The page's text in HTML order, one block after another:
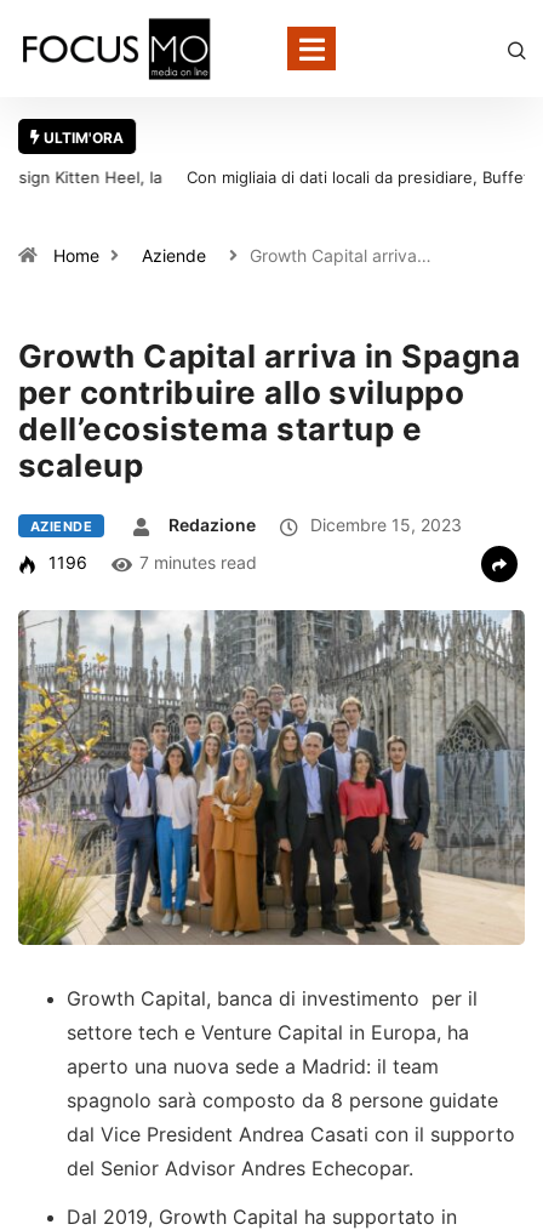
ULTIM'ORA
Con migliaia di dati locali da presidiare, Buffetti sceglie Local
venditaHome Aziende Growth Capital arriva…
Growth Capital arriva in Spagna
per contribuire allo sviluppo
dell’ecosistema startup e
scaleup
AZIENDE Redazione
Dicembre 15, 2023
1196
7 minutes read
Growth Capital, banca di investimento per il
settore tech e Venture Capital in Europa, ha
aperto una nuova sede a Madrid: il team
spagnolo sarà composto da 8 persone guidate
dal Vice President Andrea Casati con il supporto
del Senior Advisor Andres Echecopar.
Dal 2019, Growth Capital ha supportato in